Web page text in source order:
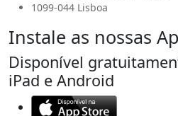
1099-044 Lisboa
Instale as nossas
Disponível
iPad e Android